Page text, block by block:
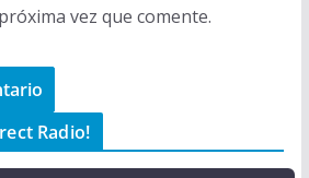
vez que comente.
Radio!